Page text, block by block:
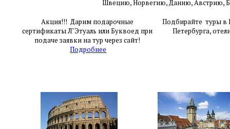
Швецию,Норвегию, Данию, Австрию,
Акция!!! Дарим подарочные
сертификаты Л"Этуаль или Буквоед при
подаче заявки на тур через сайт!
Подробнее
Подбирайте туры в
Петербурга,